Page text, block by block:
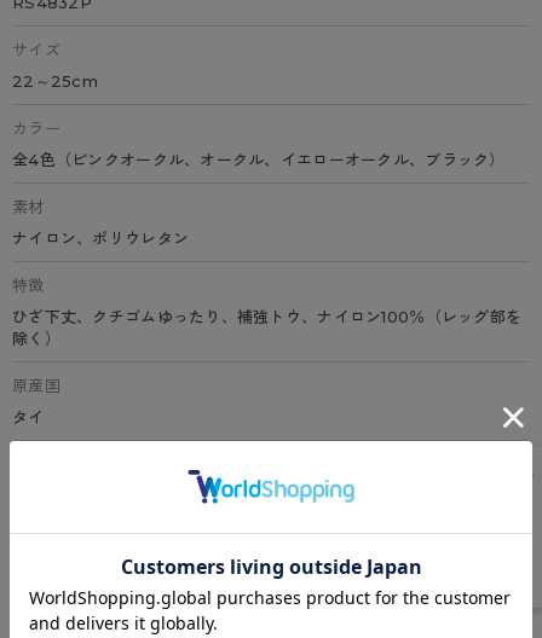
サイズ
22～25cm
カラー
全4色（ピンクオークル、オークル、イエローオークル、ブラック）
素材
ナイロン、ポリウレタン
特徴
ひざ下丈、クチゴムゆったり、補強トウ、ナイロン100％（レッグ部を
除く）
原産国
タイ
洗濯表示について よくある質問(FAQ)
Instagram